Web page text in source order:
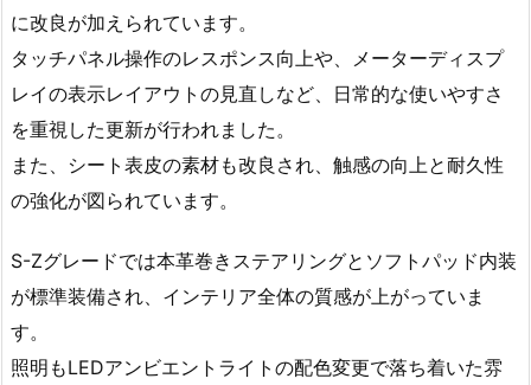
に改良が加えられています。
タッチパネル操作のレスポンス向上や、メーターディスプ
レイの表示レイアウトの見直しなど、日常的な使いやすさ
を重視した更新が行われました。
また、シート表皮の素材も改良され、触感の向上と耐久性
の強化が図られています。
S-Zグレードでは本革巻きステアリングとソフトパッド内装
が標準装備され、インテリア全体の質感が上がっていま
す。
照明もLEDアンビエントライトの配色変更で落ち着いた雰